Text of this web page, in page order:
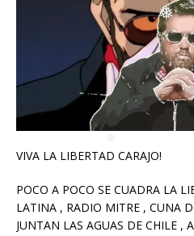
❅
❅
❅
VIVA LA LIBERTAD CARAJO!
POCO A POCO SE CUADRA LA
LATINA , RADIO MITRE , CUNA
JUNTAN LAS AGUAS DE CHILE ,